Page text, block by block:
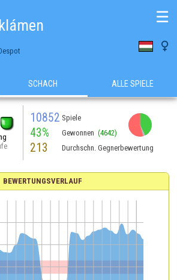

☰
SCHACH ALLE SPIELE
10852 Spiele
43% Gewonnen (4642)
213 Durchschn. Gegnerbewertung
BEWERTUNGSVERLAUF